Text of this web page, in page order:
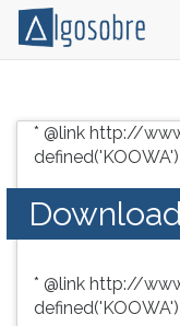
grátis
vestibular,
enem
concursos.
resumos
TAB
depois
F
para
ouvir
conteúdo
principal
* @link http://
* @link http://